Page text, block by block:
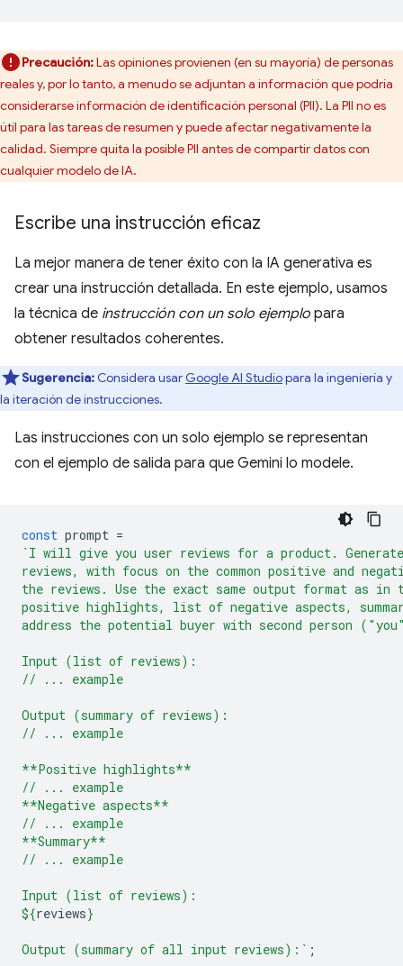
Precaución:Las opiniones provienen (en su mayoría) de personas
reales y, por lo tanto, a menudo se adjuntan a información que podría
considerarse información de identificación personal (PII). La PII no es
útil para las tareas de resumen y puede afectar negativamente la
calidad. Siempre quita la posible PII antes de compartir datos con
cualquier modelo de IA.
Escribe una instrucción eficaz
La mejor manera de tener éxito con la IA generativa es
crear una instrucción detallada. En este ejemplo, usamos
la técnica de instrucción con un solo ejemplo para
obtener resultados coherentes.
Sugerencia: Considera usar Google AI Studiopara la ingeniería y
la iteración de instrucciones.
Las instrucciones con un solo ejemplo se representan
con el ejemplo de salida para que Gemini lo modele.
const prompt =
`I will give you user reviews for a product.
reviews, with focus on the common positive and
the reviews. Use the exact same output format as
positive highlights, list of negative aspects,
address the potential buyer with second person
Input (list of reviews):
// ... example
Output (summary of reviews):
// ... example
**Positive highlights**
// ... example
**Negative aspects**
// ... example
**Summary**
// ... example
Input (list of reviews):
${reviews}
Output (summary of all input reviews):` ;